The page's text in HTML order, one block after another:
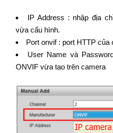
IP Address : nhập địa
vừa cấu hình.
Port onvif : port HTTP của
User Name và
ONVIF vừa tạo trên camera